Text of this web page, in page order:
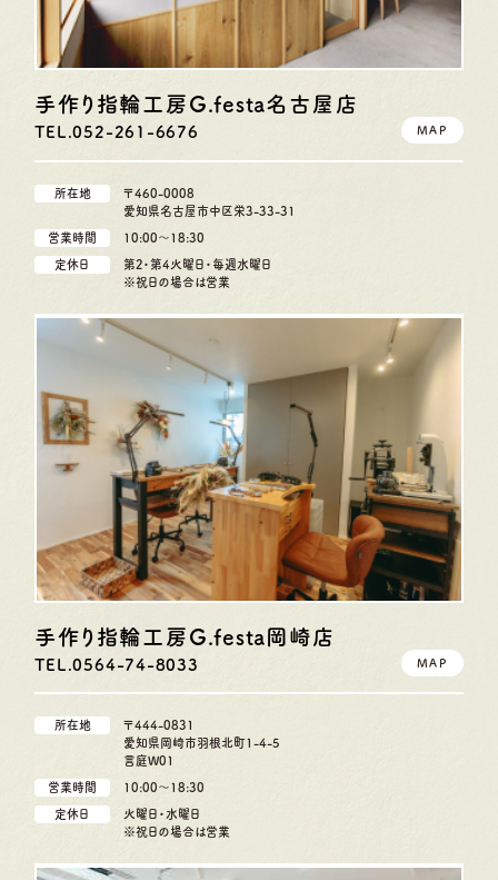
手作り指輪工房G.festa名古屋店
TEL.052-261-6676 MAP
所在地
〒460-0008
愛知県名古屋市中区栄3-33-31
営業時間 10:00〜18:30
定休日
第2・第4火曜日・毎週水曜日
※祝日の場合は営業
手作り指輪工房G.festa 岡崎店
TEL.0564-74-8033 MAP
所在地
〒444-0831
愛知県岡崎市羽根北町1-4-5
言庭W01
営業時間 10:00〜18:30
定休日
火曜日・水曜日
※祝日の場合は営業